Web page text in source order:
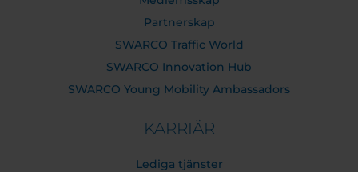
Partnerskap
SWARCO Traffic World
SWARCO Innovation Hub
SWARCO Young Mobility Ambassadors
KARRIÄR
Lediga tjänster